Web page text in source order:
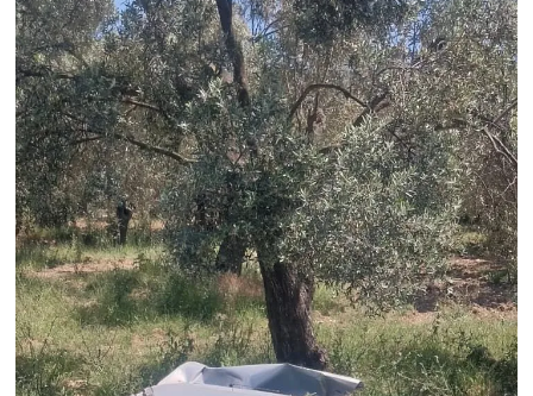
MANŞET
Manyas
OLAY
OTOMOTİV
Resmi İlanlar
SAĞLIK